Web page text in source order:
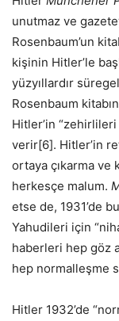
unutmaz ve
Rosenbaum’un
kişinin Hitler’le
yüzyıllardır
Rosenbaum
Hitler’in
verir[6]. Hitler’in
ortaya çıkarma
herkesçe malum.
etse de, 1931’de
Yahudileri için
haberleri hep göz
hep normalleşme
Hitler 1932’de